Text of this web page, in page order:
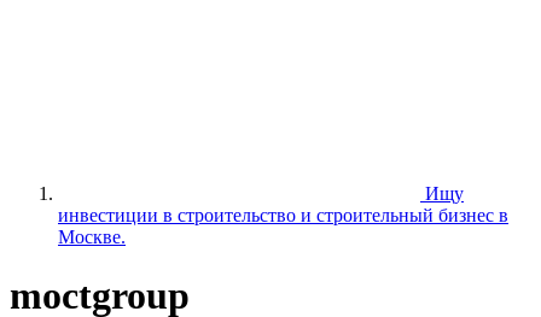
Ищу
инвестиции в строительство и строительный бизнес в
Москве.
moctgroup